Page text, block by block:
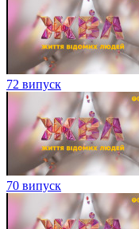
72 випуск
70 випуск